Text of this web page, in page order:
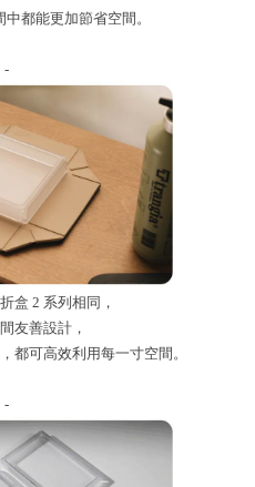
都能更加節省空間。
-
盒 2 系列相同，
友善設計，
都可高效利用每一寸空間。
-